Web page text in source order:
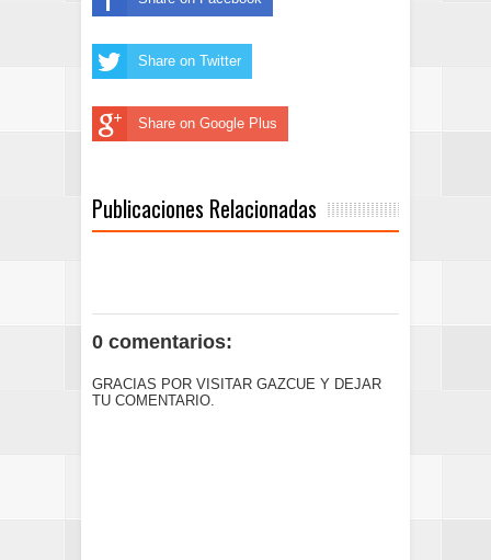
Share on Twitter
Share on Google Plus
Publicaciones Relacionadas
0 comentarios:
GRACIAS POR VISITAR GAZCUE Y DEJAR
TU COMENTARIO.